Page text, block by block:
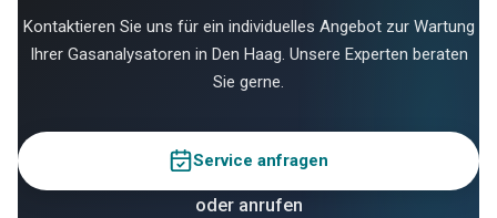
Kontaktieren Sie uns für ein individuelles Angebot zur Wartung
Ihrer Gasanalysatoren in Den Haag. Unsere Experten beraten
Sie gerne.
Service anfragen
oder anrufen